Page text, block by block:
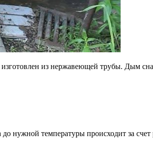
из нержавеющей трубы. Дым
нужной температуры происходит за счет